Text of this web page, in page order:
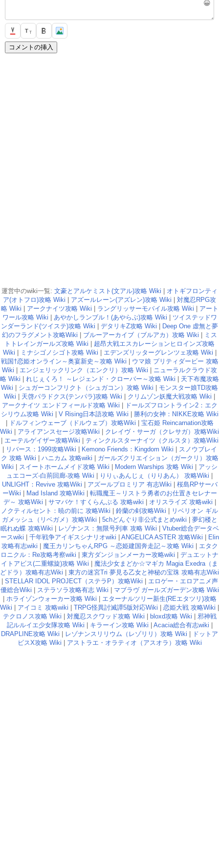
😀
T T
運営中のwiki一覧: 文豪とアルケミスト(文アル)攻略 Wiki
オトギフロンティ
ア(オトフロ)攻略 Wiki
アズールレーン(アズレン)攻略 Wiki
対魔忍RPG攻
略 Wiki
アークナイツ攻略 Wiki ラングリッサーモバイル攻略 Wiki
アート
ワール攻略 Wiki
あやかしランブル！(あやらぶ)攻略 Wiki
ツイステッドワ
ンダーランド(ツイステ)攻略 Wiki
デタリキZ攻略 Wiki
Deep One 虚無と夢
幻のフラグメント攻略Wiki
ブルーアーカイブ（ブルアカ）攻略 Wiki
ミス
トトレインガールズ攻略 Wiki
超昂大戦エスカレーションヒロインズ攻略
Wiki
ミナシゴノシゴト攻略 Wiki エデンズリッターグレンツェ攻略 Wiki
戦国†恋姫オンライン～奥宴新史～攻略 Wiki
ウマ娘 プリティダービー 攻略
Wiki
エンジェリックリンク（エンクリ）攻略 Wiki
ニューラルクラウド攻
略 Wiki
れじぇくろ！ ～レジェンド・クローバー～攻略 Wiki
天下布魔攻略
Wiki
シュガーコンフリクト（シュガコン）攻略 Wiki
モンスター娘TD攻略
Wiki
天啓パラドクス(テンパラ)攻略 Wiki クリムゾン妖魔大戦攻略 Wiki
アークナイツ エンドフィールド攻略 Wiki
ドールズフロントライン2：エク
シリウム攻略 Wiki
V Rising日本語攻略 Wiki
勝利の女神：NIKKE攻略 Wiki
ドルフィンウェーブ（ドルウェブ）攻略Wiki
宝石姫 Reincarnation攻略
Wiki
アライアンスセージ攻略Wiki
クレイヴ・サーガ（クレサガ）攻略Wiki
エーテルゲイザー攻略Wiki
ティンクルスターナイツ（クルスタ）攻略Wiki
リバース：1999攻略Wiki Kemono Friends：Kingdom Wiki
スノウブレイ
ク 攻略 Wiki
ハニカム 攻略wiki
ガールズクリエイション（ガークリ）攻略
Wiki
スイートホームメイド攻略 Wiki Modern Warships 攻略 Wiki
アッシ
ュエコーズ-白荊回廊-攻略 Wiki
りりぃあんじぇ（りりあん） 攻略Wiki
UNLIGHT：Revive 攻略Wiki
アズールプロミリア 有志Wiki
桜島RPサーバ
ーWiki
Mad Island 攻略Wiki
転職魔王～リストラ勇者のお仕置きセレナー
デ～ 攻略Wiki
サマバケ！すくらんぶる 攻略wiki オリスライズ 攻略wiki
ノクティルセント：暁の前に 攻略Wiki
鈴蘭の剣攻略Wiki
リベリオン ギル
ガメッシュ（リベガメ）攻略Wiki
5chどんぐり非公式まとめwiki
夢幻楼と
眠れぬ蝶 攻略Wiki
レゾナンス：無限号列車 攻略 Wiki
Vtuber総合データベ
ースwiki
千年戦争アイギスシナリオwiki ANGELICA ASTER 攻略Wiki
Elin
攻略有志wiki
魔王カリンちゃんRPG ～恋姫建国奔走記～攻略 Wiki
エタク
ロニクル：Re攻略考察wiki
東方ダンジョンメーカー攻略wiki
デュエットナ
イトアビス(二重螺旋)攻略 Wiki
魔法少女まどか☆マギカ Magia Exedra（ま
どドラ）攻略有志Wiki
東方の迷宮Tri 夢見る乙女と神秘の宝珠 攻略有志Wiki
STELLAR IDOL PROJECT（ステラP）攻略Wiki
エロゲー・エロアニメ声
優総合Wiki
ステラソラ攻略有志 Wiki
マブラヴ ガールズガーデン攻略 Wiki
ホライゾンウォーカー攻略 Wiki
エターナルツリー新生(REエタツリ)攻略
Wiki
アイコミ 攻略wiki TRPG怪異討滅譚5版対応Wiki 恋姫大戦 攻略Wiki
テクロノス攻略 Wiki
対魔忍スクワッド攻略 Wiki bloxd攻略 Wiki
邪神戦
記ルルイエ少女隊攻略 Wiki
キラーイン攻略 Wiki Acacia総合有志wiki
DRAPLINE攻略 Wiki
レゾナンスリリウム（レゾリリ）攻略 Wiki
ドットア
ビスX攻略 Wiki
アストラエ・オラティオ（アスオラ）攻略 Wiki